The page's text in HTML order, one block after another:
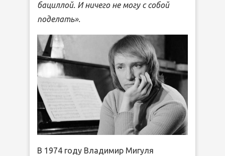
бациллой. И ничего не могу с собой
поделать».
В 1974 году Владимир Мигуля